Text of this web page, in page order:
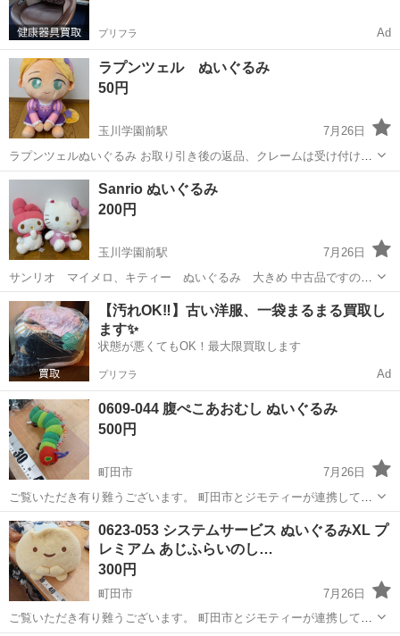
プリフラ Ad
ラプンツェル ぬいぐるみ
50円
玉川学園前駅
7月26日
ラプンツェルぬいぐるみ お取り引き後の返品、クレームは受け付けま
せん
東京 町田市 玉川学園前駅
Sanrio ぬいぐるみ
200円
玉川学園前駅
7月26日
サンリオ マイメロ、キティー ぬいぐるみ 大きめ 中古品ですので
ご理解いただける方のみよろしくお願いいたします。 お取り引き後の
返品、クレームは受け付けません
東京 町田市 玉川学園前駅 おもちゃ マイメロ
【汚れOK‼️】古い洋服、一袋まるまる買取し
ます✨
状態が悪くてもOK！最大限買取します
プリフラ Ad
0609-044 腹ぺこあおむし ぬいぐるみ
500円
町田市
7月26日
ご覧いただき有り難うございます。 町田市とジモティーが連携して運
営しています。 粗⼤ごみ等の減量を⽬的にまだ使えるものをリユース
しています。 ★★★★★ ご自宅にある不要品を是非ジモティースポッ
トへお...
東京 町田市 リユース
0623-053 システムサービス ぬいぐるみXL プ
レミアム あじふらいのし…
300円
町田市
7月26日
ご覧いただき有り難うございます。 町田市とジモティーが連携して運